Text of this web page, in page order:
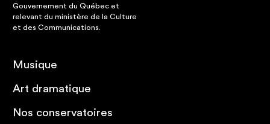
Gouvernement du Québec et
relevant du ministère de la Culture
et des Communications.
Musique
Art dramatique
Nos conservatoires